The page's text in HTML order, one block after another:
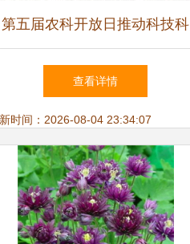
第五届农科开放日推动科技科
普惠农
查看详情
时间：2026-08-04 23:34:07